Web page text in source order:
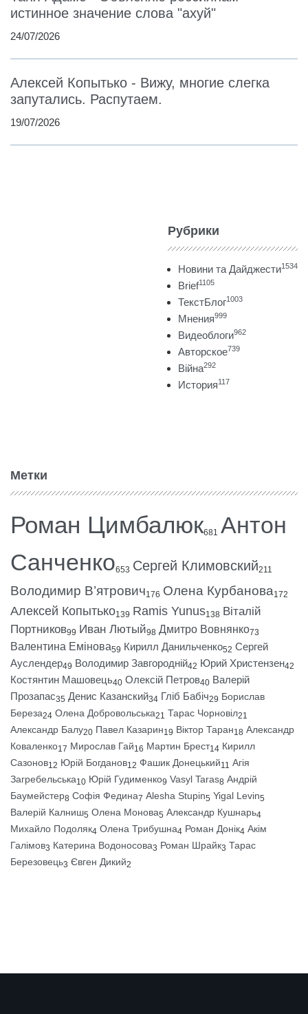
истинное значение слова "ахуй"
24/07/2026
Алексей Копытько - Вижу, многие слегка
запутались. Распутаем.
19/07/2026
Рубрики
Новини та Дайджести1534
Brief1105
ТекстБлог1003
Мнения999
Видеоблоги962
Авторское739
Війна292
История117
Метки
Роман Цимбалюк681 Антон
Санченко653 Сергей Климовский211
Володимир В’ятрович176 Олена Курбанова172
Алексей Копытько139 Ramis Yunus138 Віталій
Портников99 Иван Лютый98 Дмитро Вовнянко73
Валентина Емінова59 Кирилл Данильченко52 Сергей
Ауслендер49 Володимир Завгородній42 Юрий Христензен42
Костянтин Машовець40 Олексій Петров40 Валерій
Прозапас35 Денис Казанский34 Гліб Бабіч29 Борислав
Береза24 Олена Добровольська21 Тарас Чорновіл21
Александр Балу20 Павел Казарин19 Віктор Таран18 Александр
Коваленко17 Мирослав Гай16 Мартин Брест14 Кирилл
Сазонов12 Юрій Богданов12 Фашик Донецький11 Агія
Загребельська10 Юрій Гудименко9 Vasyl Taras8 Андрій
Баумейстер8 Софія Федина7 Alesha Stupin5 Yigal Levin5
Валерій Калниш5 Олена Монова5 Александр Кушнарь4
Михайло Подоляк4 Олена Трибушна4 Роман Донік4 Акім
Галімов3 Катерина Водоносова3 Роман Шрайк3 Тарас
Березовець3 Євген Дикий2